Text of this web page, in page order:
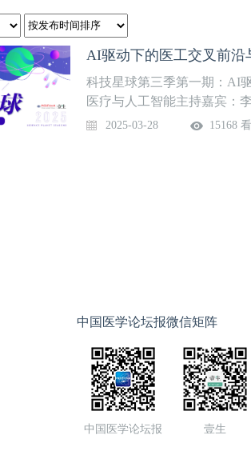
AI驱动下的医工交叉前沿
科技星球第三季第一期：AI
医疗与人工智能主持嘉宾：
嘉宾：刘澄玉 教授东南大学
2025-03-28 15168
中国医学论坛报微信矩阵
中国医学论坛报 壹生